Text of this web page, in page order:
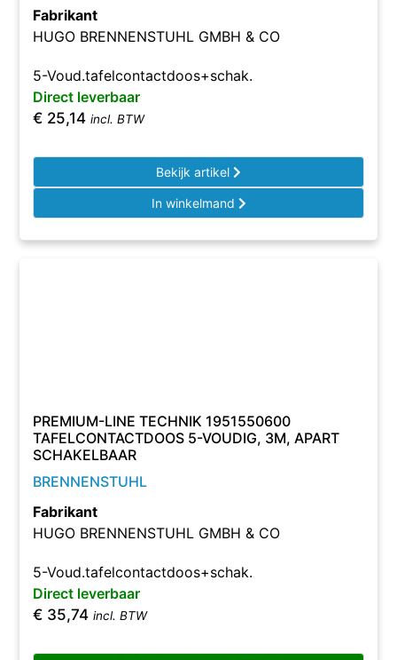
Fabrikant
HUGO BRENNENSTUHL GMBH & CO
5-Voud.tafelcontactdoos+schak.
Direct leverbaar
€ 25,14 incl. BTW
Bekijk artikel
In winkelmand
PREMIUM-LINE TECHNIK 1951550600
TAFELCONTACTDOOS 5-VOUDIG, 3M, APART
SCHAKELBAAR
BRENNENSTUHL
Fabrikant
HUGO BRENNENSTUHL GMBH & CO
5-Voud.tafelcontactdoos+schak.
Direct leverbaar
€ 35,74 incl. BTW